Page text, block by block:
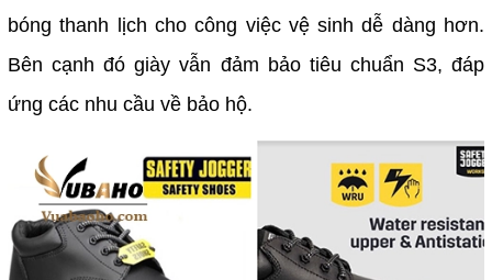
bóng thanh lịch cho công việc vệ sinh dễ dàng hơn.
Bên cạnh đó giày vẫn đảm bảo tiêu chuẩn S3, đáp
ứng các nhu cầu về bảo hộ.